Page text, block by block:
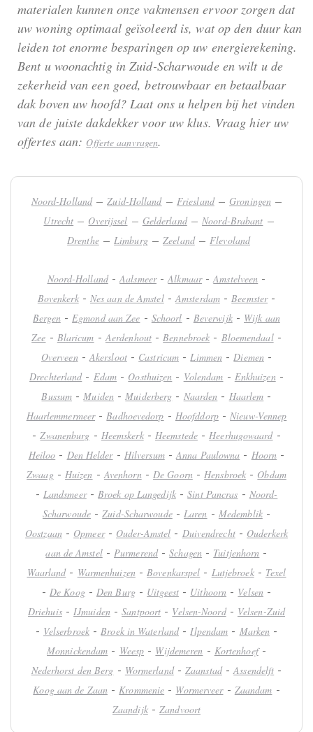
materialen kunnen onze vakmensen ervoor zorgen dat
uw woning optimaal geïsoleerd is, wat op den duur kan
leiden tot enorme besparingen op uw energierekening.
Bent u woonachtig in Zuid-Scharwoude en wilt u de
zekerheid van een goed, betrouwbaar en betaalbaar
dak boven uw hoofd? Laat ons u helpen bij het vinden
van de juiste dakdekker voor uw klus. Vraag hier uw
offertes aan: Offerte aanvragen.
Noord-Holland–Zuid-Holland– Friesland– Groningen –
Utrecht – Overijssel – Gelderland–Noord-Brabant –
Drenthe–Limburg–Zeeland–Flevoland
Noord-Holland-Aalsmeer-Alkmaar-Amstelveen -
Bovenkerk- Nes aan de Amstel-Amsterdam-Beemster-
Bergen -Egmond aan Zee - Schoorl - Beverwijk- Wijk aan
Zee - Blaricum -Aerdenhout-Bennebroek - Bloemendaal-
Overveen -Akersloot- Castricum -Limmen -Diemen -
Drechterland- Edam - Oosthuizen - Volendam - Enkhuizen -
Bussum -Muiden -Muiderberg - Naarden - Haarlem -
Haarlemmermeer-Badhoevedorp - Hoofddorp-Nieuw-Vennep
-Zwanenburg - Heemskerk- Heemstede-Heerhugowaard-
Heiloo - Den Helder- Hilversum-Anna Paulowna - Hoorn -
Zwaag- Huizen -Avenhorn - De Goorn -Hensbroek - Obdam
- Landsmeer-Broek op Langedijk-Sint Pancras - Noord-
Scharwoude-Zuid-Scharwoude-Laren - Medemblik-
Oostzaan - Opmeer- Ouder-Amstel - Duivendrecht- Ouderkerk
aan de Amstel-Purmerend-Schagen - Tuitjenhorn -
Waarland- Warmenhuizen -Bovenkarspel - Lutjebroek- Texel
- De Koog-Den Burg- Uitgeest- Uithoorn - Velsen -
Driehuis-IJmuiden -Santpoort - Velsen-Noord- Velsen-Zuid
- Velserbroek-Broek in Waterland-Ilpendam - Marken -
Monnickendam - Weesp - Wijdemeren - Kortenhoef-
Nederhorst den Berg - Wormerland-Zaanstad-Assendelft -
Koog aan de Zaan -Krommenie - Wormerveer- Zaandam -
Zaandijk-Zandvoort